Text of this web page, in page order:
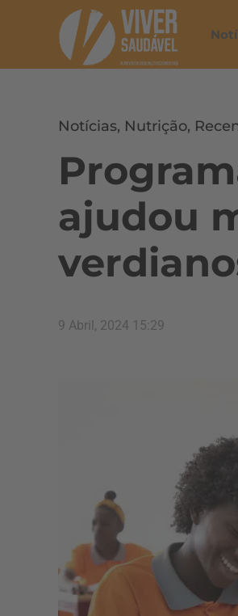
Notícias, Nutrição,
ajudou
9 Abril, 2024 15:29